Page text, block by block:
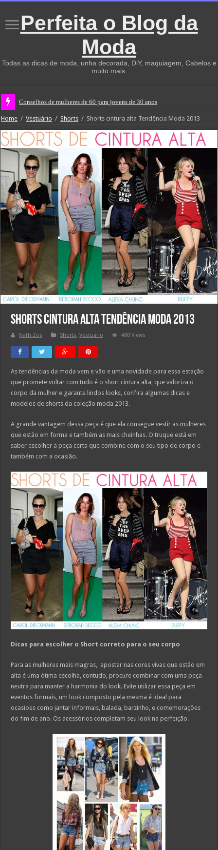
Perfeita o Blog da
Moda
Todas as dicas de moda, unha decorada, DiY, maquiagem, Cabelos e
muito mais.
Conselhos de mulheres de 60 para jovens de 30 anos
Home / Vestuário / Shorts / Shorts cintura alta Tendência Moda 2013
Shorts cintura alta Tendência Moda 2013
Nath Zoe Shorts,Vestuário 480 Views
As tendências da moda vem e vão e uma novidade para essa estação
que promete voltar com tudo é o short cintura alta, que valoriza o
corpo da mulher e garante lindos looks, confira algumas dicas e
modelos de shorts da coleção moda 2013.
A grande vantagem dessa peça é que ela consegue vestir as mulheres
que estão em forma e também as mais cheinhas. O truque está em
saber escolher a peça certa que combine com o seu tipo de corpo e
também com a ocasião.
Dicas para escolher o Short correto para o seu corpo
Para as mulheres mais magras, apostar nas cores vivas que estão em
alta é uma ótima escolha, contudo, procure combinar com uma peça
neutra para manter a harmonia do look. Evite utilizar essa peça em
eventos formais, um look composto pela mesma é ideal para
ocasioes como jantar informais, balada, barzinho, e comemorações
do fim de ano. Os acessórios completam seu look na perfeição.